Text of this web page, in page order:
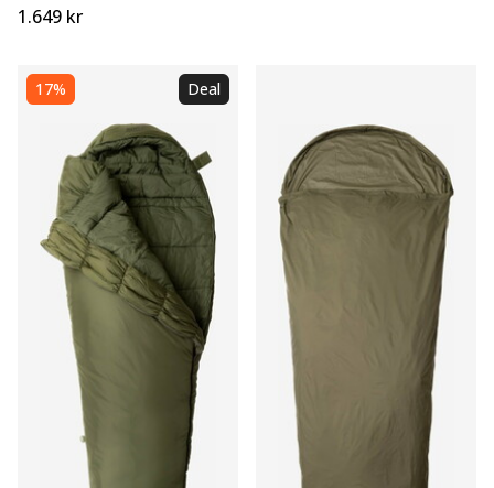
1.649 kr
17% Deal